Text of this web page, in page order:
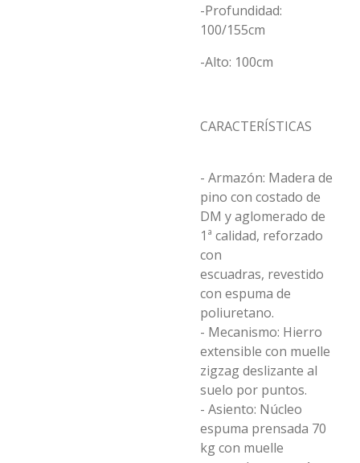
-Profundidad:
100/155cm
-Alto: 100cm
CARACTERÍSTICAS
- Armazón: Madera de
pino con costado de
DM y aglomerado de
1ª calidad, reforzado
con
escuadras, revestido
con espuma de
poliuretano.
- Mecanismo: Hierro
extensible con muelle
zigzag deslizante al
suelo por puntos.
- Asiento: Núcleo
espuma prensada 70
kg con muelle